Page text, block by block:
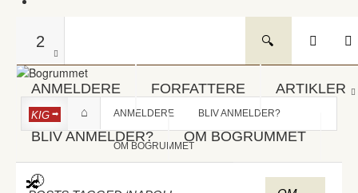
2
ANMELDERE FORFATTERE ARTIKLER
BLIV ANMELDER? OM BOGRUMMET
KIG ANMELDERE BLIV ANMELDER?
OM BOGRUMMET